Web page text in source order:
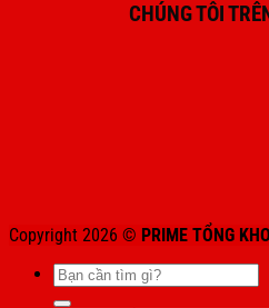
CHÚNG TÔI
Copyright 2026 © PRIME TỔNG KHO
Tìm